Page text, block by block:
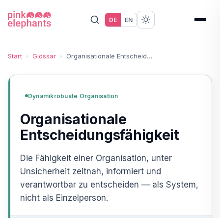
DE EN
Start › Glossar › Organisationale Entscheidungsfähigkeit
Dynamikrobuste Organisation
Organisationale
Entscheidungsfähigkeit
Die Fähigkeit einer Organisation, unter
Unsicherheit zeitnah, informiert und
verantwortbar zu entscheiden — als System,
nicht als Einzelperson.